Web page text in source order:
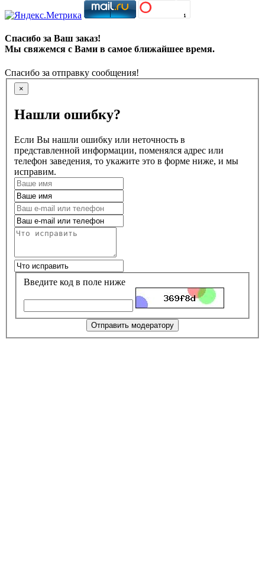
Спасибо за Ваш заказ!
Мы свяжемся с Вами в самое ближайшее время.
Спасибо за отправку сообщения!
×
Нашли ошибку?
Если Вы нашли ошибку или неточность в
представленной информации, поменялся адрес или
телефон заведения, то укажите это в форме ниже, и мы
исправим.
Введите код в поле ниже
Отправить модератору